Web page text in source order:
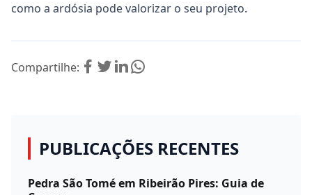
como a ardósia pode valorizar o seu projeto.
Compartilhe:
PUBLICAÇÕES RECENTES
Pedra São Tomé em Ribeirão Pires: Guia de